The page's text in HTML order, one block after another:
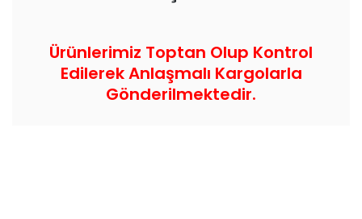
Ürünlerimiz Toptan Olup Kontrol
Edilerek Anlaşmalı Kargolarla
Gönderilmektedir.